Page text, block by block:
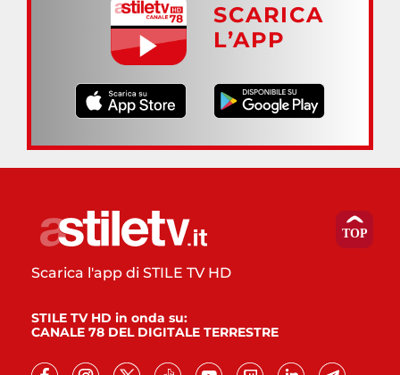
SCARICA
L’APP
Scarica l'app di STILE TV HD
STILE TV HD in onda su:
CANALE 78 DEL DIGITALE TERRESTRE